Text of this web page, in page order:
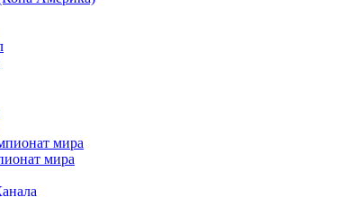
мира
мира